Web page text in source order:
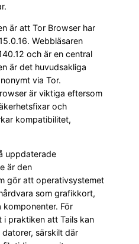
är att Tor Browser har
Webbläsaren
och är en central
är det huvudsakliga
via Tor.
är viktiga eftersom
och
kompatibilitet,
uppdaterade
är den
gör att operativsystemet
som grafikkort,
För
praktiken att Tails kan
särskilt där